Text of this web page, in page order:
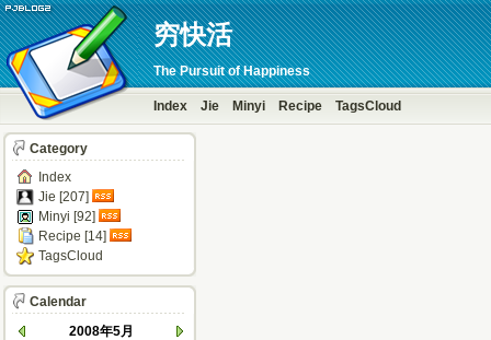
穷快活
The Pursuit of Happiness
Index Jie Minyi Recipe TagsCloud
Category
Index
Jie [207]
Minyi [92]
Recipe [14]
TagsCloud
Calendar
2008年5月